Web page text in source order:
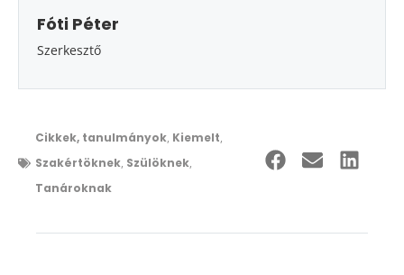
Fóti Péter
Szerkesztő
Cikkek, tanulmányok, Kiemelt,
Szakértöknek, Szülöknek,
Tanároknak